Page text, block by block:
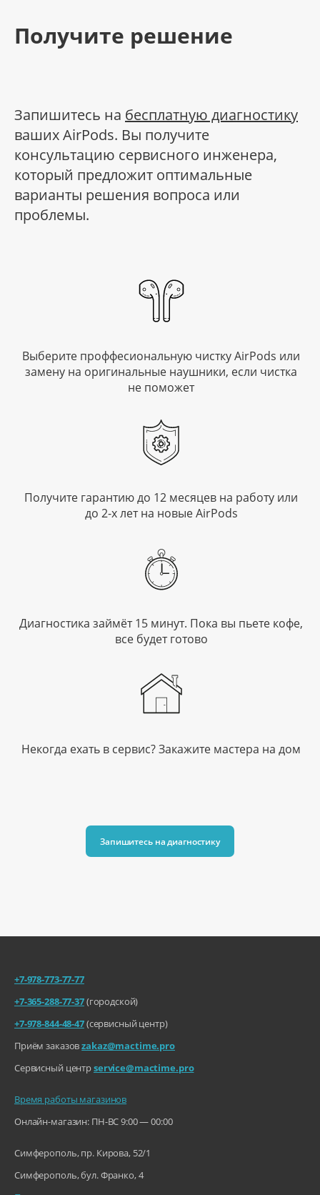
Получите решение
Запишитесь на бесплатную диагностику
ваших AirPods. Вы получите
консультацию сервисного инженера,
который предложит оптимальные
варианты решения вопроса или
проблемы.
Выберите проффесиональную чистку AirPods или
замену на оригинальные наушники, если чистка
не поможет
Получите гарантиюдо 12 месяцев на работу или
до 2-х лет на новыеAirPods
Диагностика займёт 15 минут. Пока вы пьете кофе,
всебудет готово
Некогда ехать в сервис?Закажите мастера на дом
Запишитесь на диагностику
+7-978-773-77-77
+7-365-288-77-37(городской)
+7-978-844-48-47(сервисный центр)
Приём заказовzakaz@mactime.pro
Сервисный центрservice@mactime.pro
Время работы магазинов
Онлайн-магазин: ПН-ВС 9:00 — 00:00
Симферополь, пр. Кирова, 52/1
Симферополь, бул. Франко, 4